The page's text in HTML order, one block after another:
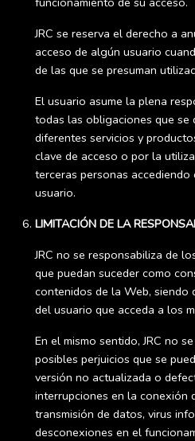
JRC se reserva el derecho a
acceso de algún usuario
de las que se presuman
El usuario asume la plena
todas las obligaciones que se
diferentes servicios y
clave de acceso o por la
terceras personas
usuario.
LIMITACIÓN DE LA
JRC no se responsabiliza de
que puedan suceder como
contenidos de la Web, siendo
del usuario que acceda a los
En el mismo sentido, JRC no
posibles perjuicios que se
versión no actualizada o
interrupciones en la conexión
transmisión de datos, virus
desconexiones en el